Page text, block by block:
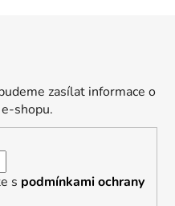
zasílat informace o
shopu.
s podmínkami ochrany